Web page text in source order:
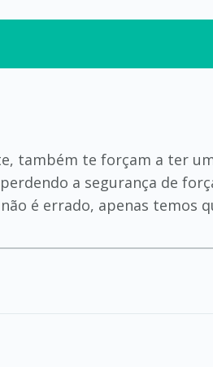
também te forçam a ter
a segurança de
é errado, apenas temos